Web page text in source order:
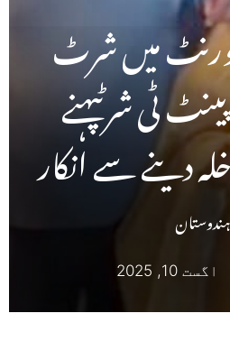
میں شرٹ
ٹی شرٹپہنے
دینے سے انکار
ہندوستان
اگست 10, 2025